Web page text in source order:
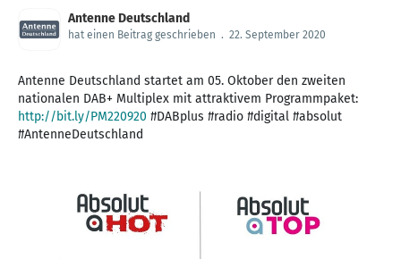
Antenne Deutschland
hat einen Beitrag geschrieben . 22. September 2020
Antenne Deutschland startet am 05. Oktober den zweiten
nationalen DAB+ Multiplex mit attraktivem Programmpaket:
http://bit.ly/PM220920 #DABplus #radio #digital #absolut
#AntenneDeutschland